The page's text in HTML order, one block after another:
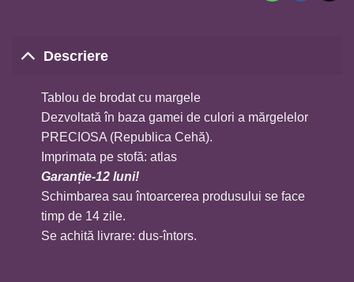
Descriere
Tablou de brodat cu margele
Dezvoltată în baza gamei de culori a mărgelelor
PRECIOSA (Republica Cehă).
Imprimata pe stofă: atlas
Garanție-12 luni!
Schimbarea sau întoarcerea produsului se face
timp de 14 zile.
Se achită livrare: dus-întors.